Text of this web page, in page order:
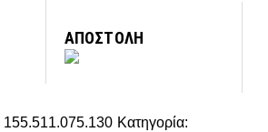
ΑΠΟΣΤΟΛΗ
155.511.075.130 Κατηγορία: